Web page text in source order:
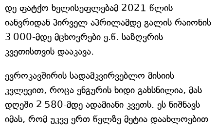
დე ფატქო ხელისუფლებამ 2021 წლის
იანვრიდან პირველ აპრილამდე გალის რაიონის
3 000-მდე მცხოვრები ე.წ. საზღვრის
კვეთისთვის დააკავა.
ევროკავშირის სადამკვირვებლო მისიის
კვლევით, როცა ენგურის ხიდი გახსნილია, მას
დღეში 2 580-მდე ადამიანი კვეთს. ეს ნიშნავს
იმას, რომ უკვე ერთ წელზე მეტია დაახლოებით